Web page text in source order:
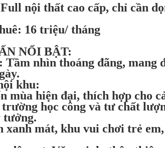
nội thất cao cấp, chỉ cần
16 triệu/ tháng
NỔI BẬT:
Tầm nhìn thoáng đãng, mang
khu:
mùa hiện đại, thích hợp cho
trường học công và tư chất
tưởng.
xanh mát, khu vui chơi trẻ